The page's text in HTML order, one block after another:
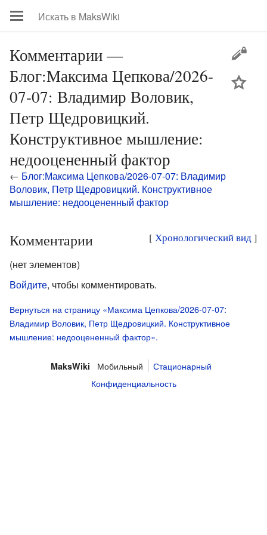
Комментарии —
Блог:Максима Цепкова/2026-
07-07: Владимир Воловик,
Петр Щедровицкий.
Конструктивное мышление:
недооцененный фактор
← Блог:Максима Цепкова/2026-07-07: Владимир
Воловик, Петр Щедровицкий. Конструктивное
мышление: недооцененный фактор
[ Хронологический вид]
Комментарии
(нет элементов)
Войдите, чтобы комментировать.
Вернуться на страницу «Максима Цепкова/2026-07-07:
Владимир Воловик, Петр Щедровицкий. Конструктивное
мышление: недооцененный фактор».
MaksWiki Мобильный
Стационарный
Конфиденциальность